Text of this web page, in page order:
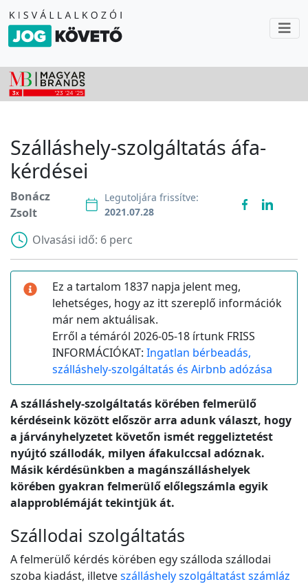
Szálláshely-szolgáltatás áfa-
kérdései
Bonácz
Zsolt
Legutoljára frissítve:
2021.07.28
Olvasási idő: 6 perc
Ez a tartalom 1837 napja jelent meg,
lehetséges, hogy az itt szereplő információk
már nem aktuálisak.
Erről a témáról 2026-05-18 írtunk FRISS
INFORMÁCIÓKAT: Ingatlan bérbeadás,
szálláshely-szolgáltatás és Airbnb adózása
A szálláshely-szolgáltatás körében felmerülő
kérdéseink között először arra adunk választ, hogy
a járványhelyzetet követőn ismét reggeliztetést
nyújtó szállodák, milyen áfakulccsal adóznak.
Másik kérdésünkben a magánszálláshelyek
körében gyakran felmerülő előlegszámla egyik
alapproblémáját tekintjük át.
Szállodai szolgáltatás
A felmerülő kérdés körében egy szálloda szállodai
szoba kiadást, illetveszálláshely szolgáltatást számláz